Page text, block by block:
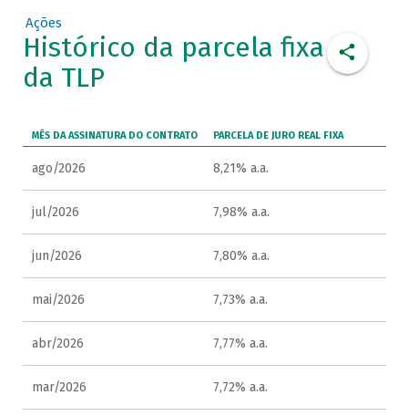
Ações
Histórico da parcela fixa
da TLP